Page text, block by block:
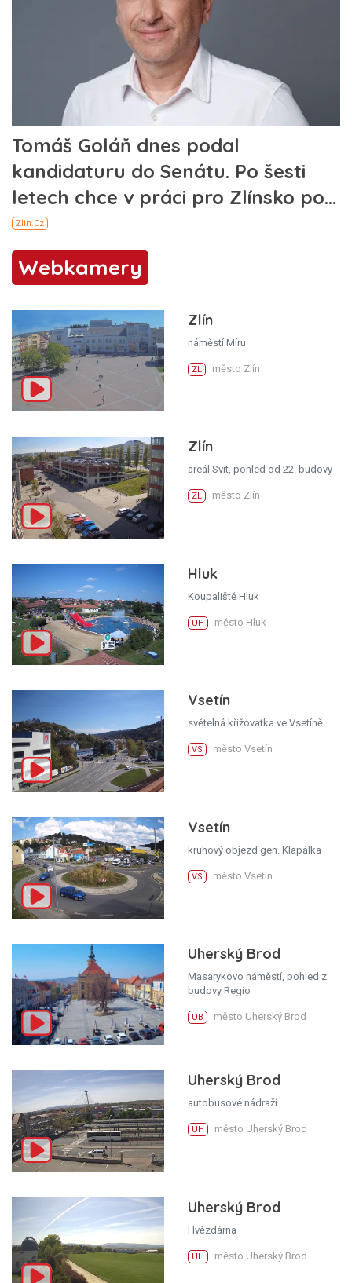
Webkamery
Zlín
náměstí Míru
ZL město Zlín
Zlín
areál Svit, pohled od 22. budovy
ZL město Zlín
Hluk
Koupaliště Hluk
UH město Hluk
Vsetín
světelná křižovatka ve Vsetíně
VS město Vsetín
Vsetín
kruhový objezd gen. Klapálka
VS město Vsetín
Uherský Brod
Masarykovo náměstí, pohled z
budovy Regio
UB město Uherský Brod
Uherský Brod
autobusové nádraží
UH město Uherský Brod
Uherský Brod
Hvězdárna
UH město Uherský Brod